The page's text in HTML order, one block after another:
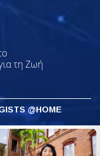
τη Ζωή
@HOME